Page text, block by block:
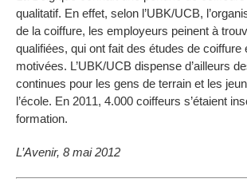
qualitatif. En effet, selon l’UBK/UCB,
de la coiffure, les employeurs peinent à
qualifiées, qui ont fait des études de coiffure
motivées. L’UBK/UCB dispense d’ailleurs
continues pour les gens de terrain et les
l’école. En 2011, 4.000 coiffeurs s’étaient
formation.
L’Avenir, 8 mai 2012